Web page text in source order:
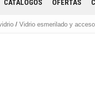
CATÁLOGOS OFERTAS
/ Vidrio esmerilado y